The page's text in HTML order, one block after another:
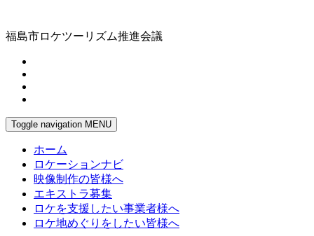
福島市ロケツーリズム推進会議
Toggle navigation MENU
ホーム
ロケーションナビ
映像制作の皆様へ
エキストラ募集
ロケを支援したい事業者様へ
ロケ地めぐりをしたい皆様へ